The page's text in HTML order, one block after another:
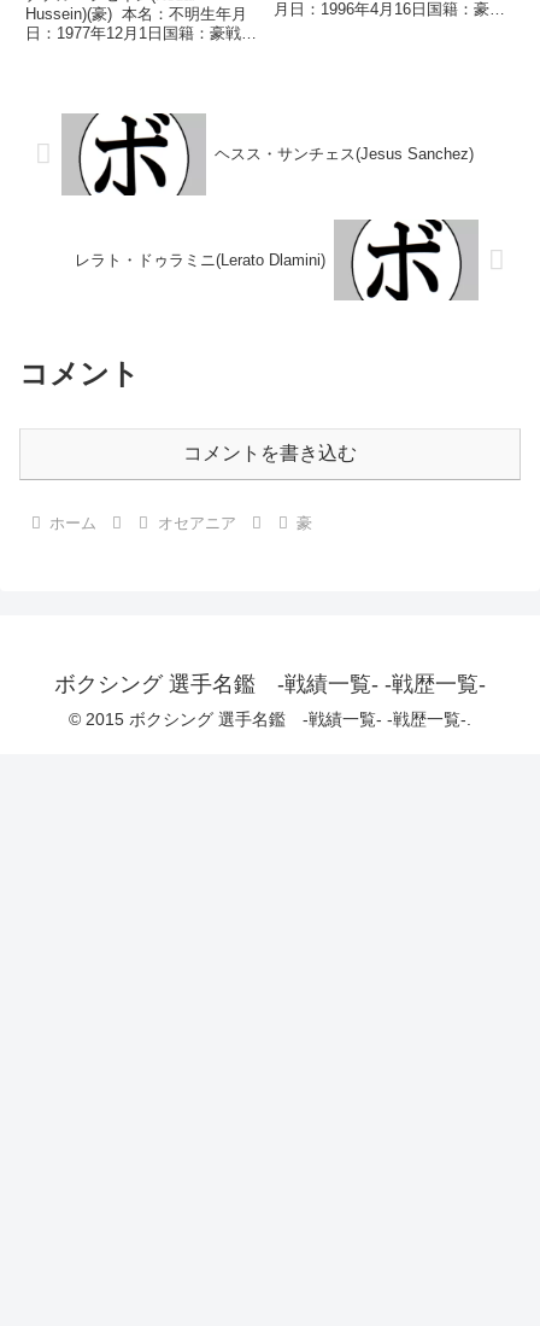
Hussein)(豪) 本名：不明生年月
日：1977年12月1日国籍：豪戦
ウェルス英連邦スーパーバンタム
月日：1996年4月16日国籍：豪戦
ヘスス・サンチェス(Jesus Sanchez)
レラト・ドゥラミニ(Lerato Dlamini)
コメント
コメントを書き込む
ホーム オセアニア 豪
ボクシング 選手名鑑 -戦績一覧- -戦歴一覧-
© 2015 ボクシング 選手名鑑 -戦績一覧- -戦歴一覧-.